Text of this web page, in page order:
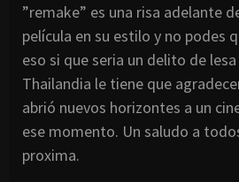
”remake” es una risa adelante
película en su estilo y no podes
eso si que seria un delito de
Thailandia le tiene que
abrió nuevos horizontes a un
ese momento. Un saludo a
proxima.